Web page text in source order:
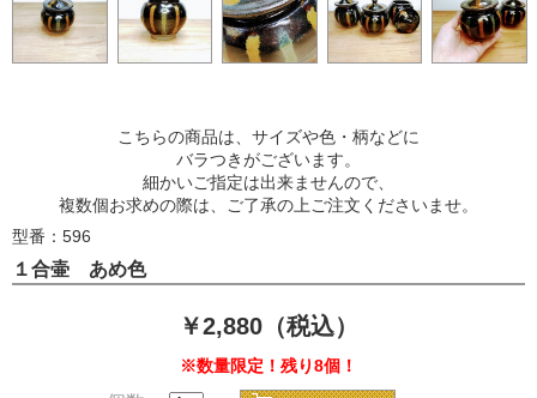
こちらの商品は、サイズや色・柄などに
バラつきがございます。
細かいご指定は出来ませんので、
複数個お求めの際は、ご了承の上ご注文くださいませ。
型番：596
１合壷 あめ色
￥2,880（税込）
※数量限定！残り8個！